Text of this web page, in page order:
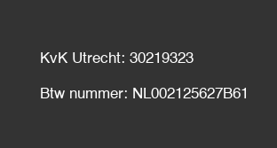
KvK Utrecht: 30219323
Btw nummer: NL002125627B61